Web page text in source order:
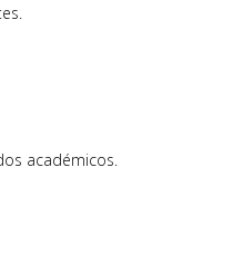
académicos.